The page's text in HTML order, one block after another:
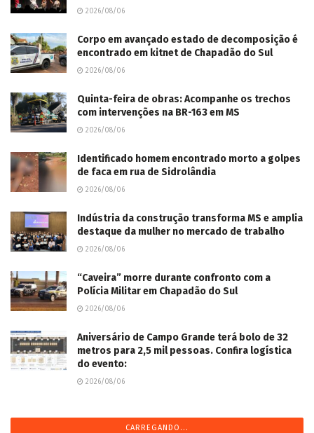
2026/08/06
Corpo em avançado estado de decomposição é
encontrado em kitnet de Chapadão do Sul
2026/08/06
Quinta-feira de obras: Acompanhe os trechos
com intervenções na BR-163 em MS
2026/08/06
Identificado homem encontrado morto a golpes
de faca em rua de Sidrolândia
2026/08/06
Indústria da construção transforma MS e amplia
destaque da mulher no mercado de trabalho
2026/08/06
“Caveira” morre durante confronto com a
Polícia Militar em Chapadão do Sul
2026/08/06
Aniversário de Campo Grande terá bolo de 32
metros para 2,5 mil pessoas. Confira logística
do evento:
2026/08/06
CARREGANDO...